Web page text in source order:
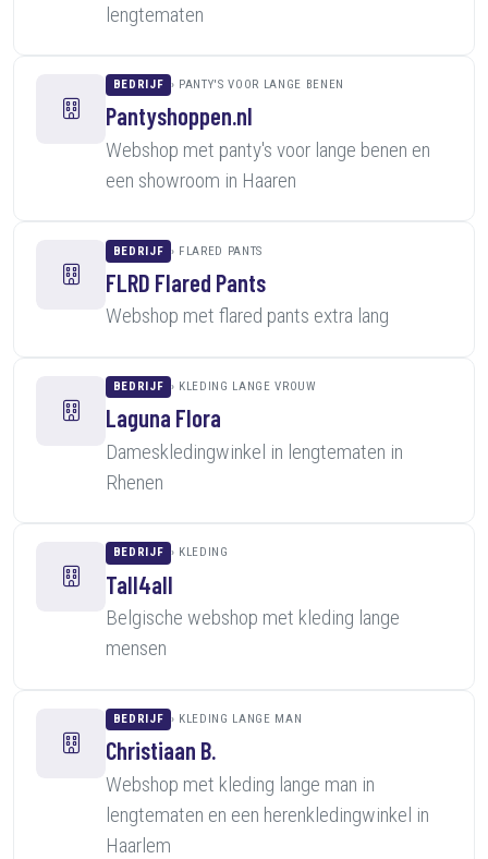
lengtematen
BEDRIJF PANTY'S VOOR LANGE BENEN
Pantyshoppen.nl
Webshop met panty's voor lange benen en
een showroom in Haaren
BEDRIJF FLARED PANTS
FLRD Flared Pants
Webshop met flared pants extra lang
BEDRIJF KLEDING LANGE VROUW
Laguna Flora
Dameskledingwinkel in lengtematen in
Rhenen
BEDRIJF KLEDING
Tall4all
Belgische webshop met kleding lange
mensen
BEDRIJF KLEDING LANGE MAN
Christiaan B.
Webshop met kleding lange man in
lengtematen en een herenkledingwinkel in
Haarlem